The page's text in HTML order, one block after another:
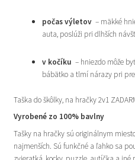
počas výletov– mäkké
auta, poslúži pri dlhších
v kočíku – hniezdo môže
bábätko a tlmí nárazy pri
Taška do škôlky, na hračky 2v1
Vyrobené zo 100% bavlny
Tašky na hračky sú originálnym
najmenších. Sú funkčné a ľahko sa